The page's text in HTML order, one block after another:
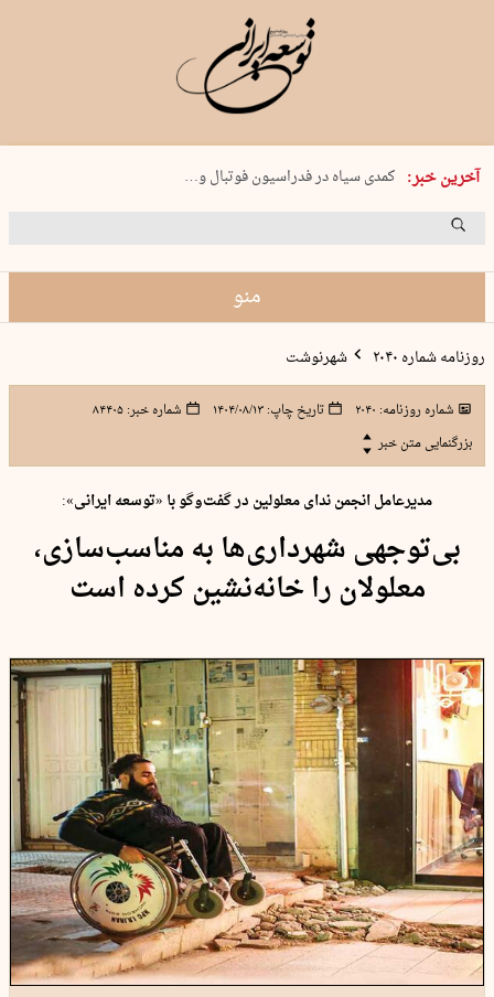
آخرین خبر:
دوشنبه 19 مرداد 1405 شماره 2246
کمدی سیاه در فدراسیون فوتبال و…
بریم ماهیگیری!
منو
روزنامه شماره ۲۰۴۰ شهرنوشت
شماره روزنامه: ۲۰۴۰ تاریخ چاپ:۱۴۰۴/۰۸/۱۳ شماره خبر:۸۴۴۰۵
بزرگنمایی متن خبر
مدیرعامل انجمن ندای معلولین در گفت‌و‌گو با «توسعه ایرانی»:
بی‌توجهی شهرداری‌ها به مناسب‌سازی،
معلولان را خانه‌نشین کرده است